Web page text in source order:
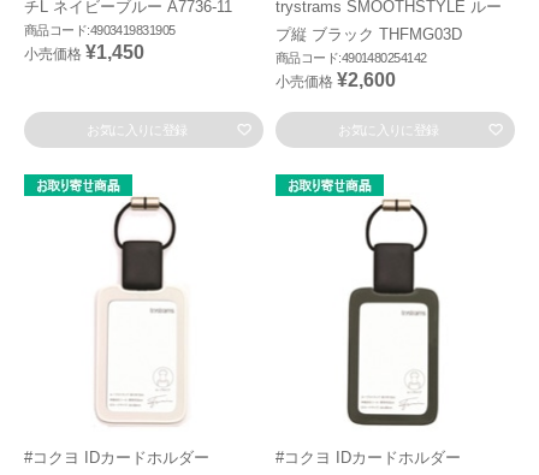
チL ネイビーブルー A7736-11
商品コード:4903419831905
小売価格 ¥1,450
お気に入りに登録
trystrams SMOOTHSTYLE ルー
プ縦 ブラック THFMG03D
商品コード:4901480254142
小売価格 ¥2,600
お気に入りに登録
#コクヨ IDカードホルダー
#コクヨ IDカードホルダー